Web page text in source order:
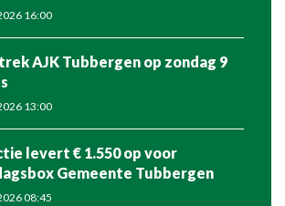
16:00
AJK Tubbergen op zondag 9
13:00
levert € 1.550 op voor
Gemeente Tubbergen
08:45